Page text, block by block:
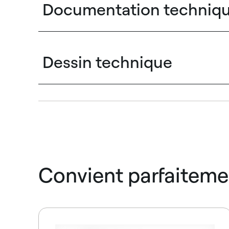
Documentation
Dessin technique
Convient